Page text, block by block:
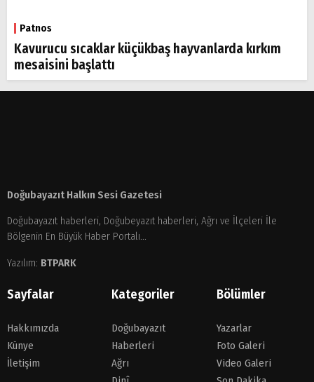
Patnos
Kavurucu sıcaklar küçükbaş hayvanlarda kırkım
mesaisini başlattı
Doğubayazıt Halkın Sesi Gazetesi
Doğubayazıt haberleri, Doğubeyazıt haberleri, Ağrı ve İlçeleri İle
Bölgenin En Büyük Haber Portalı...
Yazılım: BTPARK
Sayfalar
Hakkımızda
Künye
İletişim
Kategoriler
Doğubayazıt
Haberleri
Ağrı
Bölümler
Yazarlar
Foto Galeri
Video Galeri